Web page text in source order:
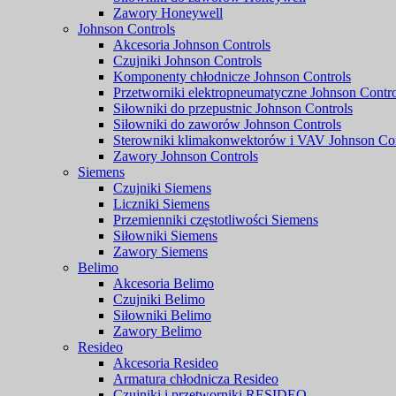
Zawory Honeywell
Johnson Controls
Akcesoria Johnson Controls
Czujniki Johnson Controls
Komponenty chłodnicze Johnson Controls
Przetworniki elektropneumatyczne Johnson
Siłowniki do przepustnic Johnson Controls
Siłowniki do zaworów Johnson Controls
Sterowniki klimakonwektorów i VAV Johnson
Zawory Johnson Controls
Siemens
Czujniki Siemens
Liczniki Siemens
Przemienniki częstotliwości Siemens
Siłowniki Siemens
Zawory Siemens
Belimo
Akcesoria Belimo
Czujniki Belimo
Siłowniki Belimo
Zawory Belimo
Resideo
Akcesoria Resideo
Armatura chłodnicza Resideo